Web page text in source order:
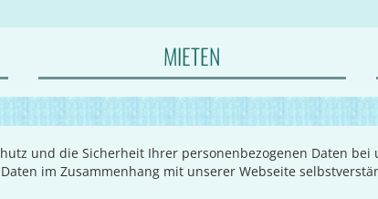
MIETEN
und die Sicherheit Ihrer personenbezogenen Daten
im Zusammenhang mit unserer Webseite